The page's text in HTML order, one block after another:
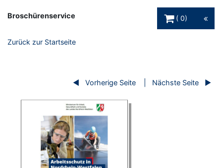
Broschürenservice
0
Zurück zur Startseite
Vorherige Seite Nächste Seite